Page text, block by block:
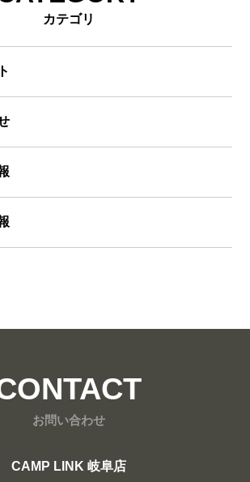
カテゴリ
お問い合わせ
CAMP LINK 岐阜店